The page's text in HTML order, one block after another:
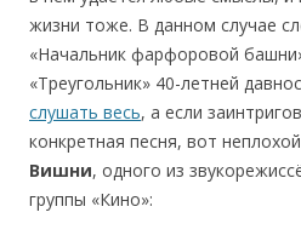
жизни тоже. В данном случае
«Начальник фарфоровой
«Треугольник» 40-летней
слушать весь, а если
конкретная песня, вот
Вишни, одного из
группы «Кино»: